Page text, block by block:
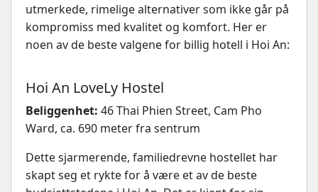
utmerkede, rimelige alternativer som ikke går på
kompromiss med kvalitet og komfort. Her er
noen av de beste valgene for billig hotell i Hoi An:
Hoi An LoveLy Hostel
Beliggenhet: 46 Thai Phien Street, Cam Pho
Ward, ca. 690 meter fra sentrum
Dette sjarmerende, familiedrevne hostellet har
skapt seg et rykte for å være et av de beste